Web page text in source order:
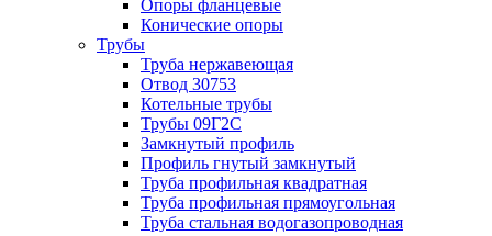
Опоры фланцевые
Конические опоры
Трубы
Труба нержавеющая
Отвод 30753
Котельные трубы
Трубы 09Г2С
Замкнутый профиль
Профиль гнутый замкнутый
Труба профильная квадратная
Труба профильная прямоугольная
Труба стальная водогазопроводная